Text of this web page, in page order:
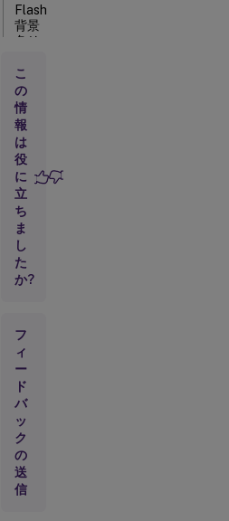
Flash
背景
色リ
Flash
の下
位互
換性
Flash
のデ
フォ
ルト
の動
作
ント
ログ
Flash
イン
テリ
ジェ
ント
フォ
ール
こ
の
情
報
は
役
に
立
ち
ま
し
た
か?
フ
ィ
ー
ド
バ
ッ
ク
の
送
信